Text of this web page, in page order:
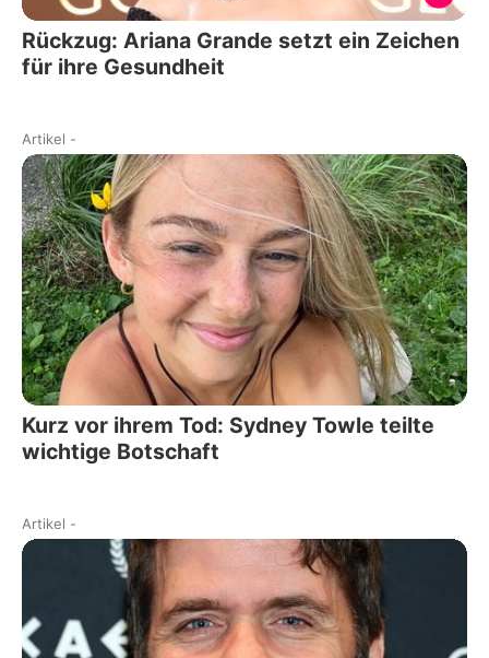
Rückzug: Ariana Grande setzt ein Zeichen
für ihre Gesundheit
Artikel -
Kurz vor ihrem Tod: Sydney Towle teilte
wichtige Botschaft
Artikel -